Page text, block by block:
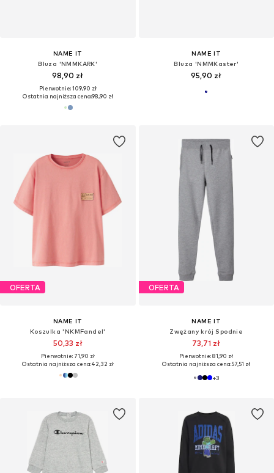
NAME IT
Bluza 'NMMKARK'
98,90 zł
Pierwotnie: 109,90 zł
Ostatnia najniższa cena:98,90 zł
NAME IT
Bluza 'NMMKaster'
95,90 zł
OFERTA
NAME IT
Koszulka 'NKMFandel'
50,33 zł
Pierwotnie: 71,90 zł
Ostatnia najniższa cena:42,32 zł
OFERTA
NAME IT
Zwężany krój Spodnie
73,71 zł
Pierwotnie: 81,90 zł
Ostatnia najniższa cena:57,51 zł
+3